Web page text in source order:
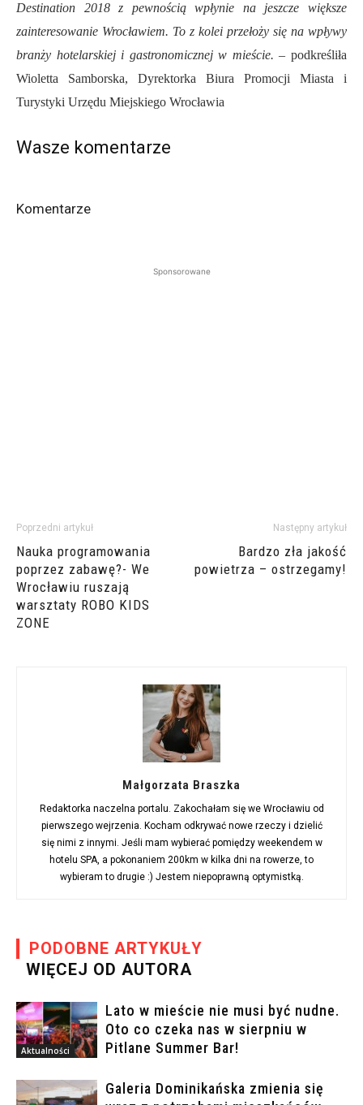
Destination 2018 z pewnością wpłynie na jeszcze większe
zainteresowanie Wrocławiem. To z kolei przełoży się na wpływy
branży hotelarskiej i gastronomicznej w mieście. – podkreśliła
Wioletta Samborska, Dyrektorka Biura Promocji Miasta i
Turystyki Urzędu Miejskiego Wrocławia
Wasze komentarze
Komentarze
Sponsorowane
Poprzedni artykuł
Nauka programowania
poprzez zabawę?- We
Wrocławiu ruszają
warsztaty ROBO KIDS
ZONE
Następny artykuł
Bardzo zła jakość
powietrza – ostrzegamy!
Małgorzata Braszka
Redaktorka naczelna portalu. Zakochałam się we Wrocławiu od
pierwszego wejrzenia. Kocham odkrywać nowe rzeczy i dzielić
się nimi z innymi. Jeśli mam wybierać pomiędzy weekendem w
hotelu SPA, a pokonaniem 200km w kilka dni na rowerze, to
wybieram to drugie :) Jestem niepoprawną optymistką.
PODOBNE ARTYKUŁY
WIĘCEJ OD AUTORA
Aktualności
Lato w mieście nie musi być nudne.
Oto co czeka nas w sierpniu w
Pitlane Summer Bar!
Galeria Dominikańska zmienia się